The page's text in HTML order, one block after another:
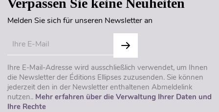
Verpassen Sie keine Neuheiten
Melden Sie sich für unseren Newsletter an
Ihre E-Mail-Adresse wird ausschließlich verwendet, um Ihnen
die Newsletter der Éditions Ellipses zuzusenden. Sie können
jederzeit den in der Newsletter enthaltenen Abmeldelink
nutzen.. Mehr erfahren über die Verwaltung Ihrer Daten und
Ihre Rechte